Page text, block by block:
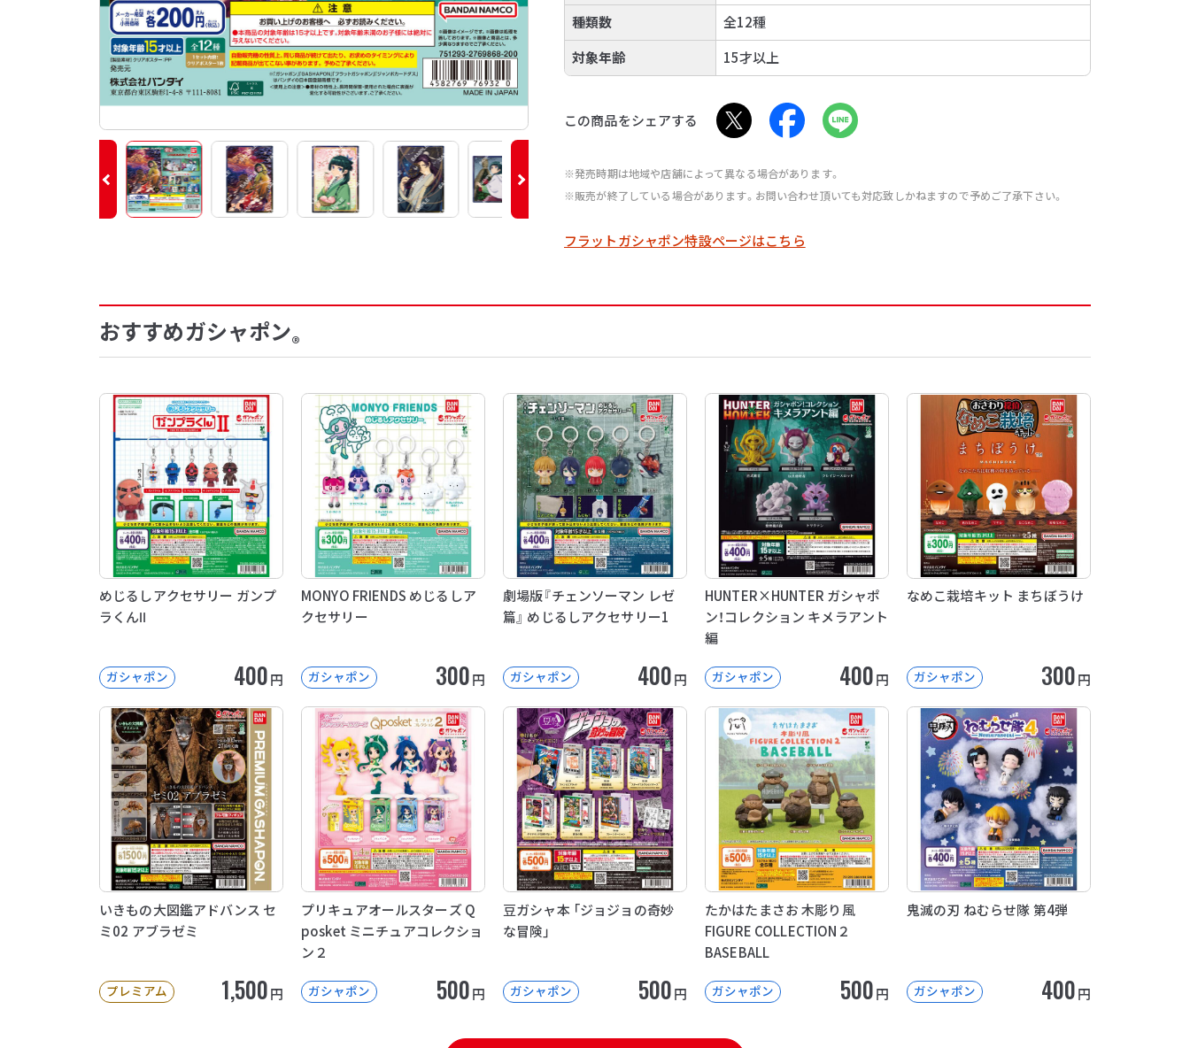
種類数
全12種
対象年齢
15才以上
この商品をシェアする
※発売時期は地域や店舗によって異なる場合があります。
※販売が終了している場合があります。お問い合わせ頂いても対応致しかねますので予めご了承下さい。
フラットガシャポン特設ページはこちら
おすすめガシャポン®
めじるしアクセサリー ガンプ
ラくんⅡ
ガシャポン 400円
MONYO FRIENDS めじるしア
クセサリー
ガシャポン 300円
劇場版『チェンソーマン レゼ
篇』 めじるしアクセサリー1
ガシャポン 400円
HUNTER×HUNTER ガシャポ
ン！コレクション キメラアント
編
ガシャポン 400円
なめこ栽培キット まちぼうけ
ガシャポン 300円
いきもの大図鑑アドバンス セ
ミ02 アブラゼミ
プレミアム 1,500円
プリキュアオールスターズ Q
posket ミニチュアコレクショ
ン２
ガシャポン 500円
豆ガシャ本 「ジョジョの奇妙
な冒険」
ガシャポン 500円
たかはたまさお 木彫り風
FIGURE COLLECTION２
BASEBALL
ガシャポン 500円
鬼滅の刃 ねむらせ隊 第4弾
ガシャポン 400円